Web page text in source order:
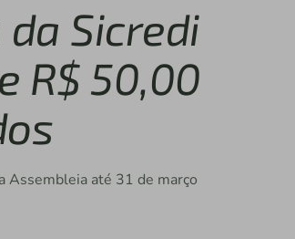
Sicredi
R$ 50,00
Assembleia até 31 de março